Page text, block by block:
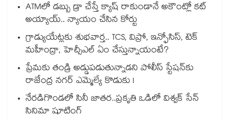
ATMలో డబ్బు డ్రా చేస్తే క్యాష్ రాకుండానే అకౌంట్లో కట్
అయ్యాయ్.. న్యాయం చేసిన కోర్టు
గ్రాడ్యుయేట్లకు శుభవార్త.. TCS, విప్రో, ఇన్ఫోసిస్, టెక్
మహీంద్రా, హెచ్సీఎల్ ఏం చేస్తున్నాయంటే?
ప్రేమకు తండ్రి అడ్డుపడుతున్నాడని పోలీస్ స్టేషన్⁪కు
రాజేంద్ర నగర్ ఎమ్మెల్యే కొడుకు !
నేరడిగొండలో సినీ జాతర..ప్రకృతి ఒడిలో విశ్వక్ సేన్
సినిమా షూటింగ్